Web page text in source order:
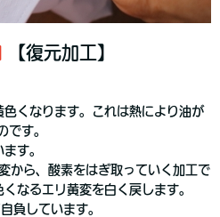
【復元加工】
色くなります。これは熱により油が
です。
す。
から、酸素をはぎ取っていく加工で
なるエリ黄変を白く戻します。
負しています。